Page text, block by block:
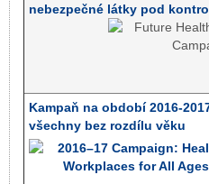
nebezpečné látky pod
Kampaň na období 2016-
všechny bez rozdílu věku